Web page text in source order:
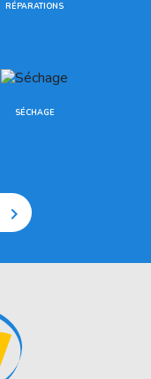
RÉPARATIONS
SÉCHAGE
